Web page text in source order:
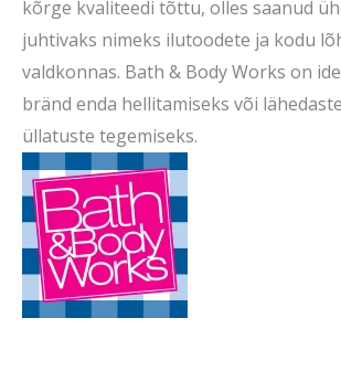
kõrge kvaliteedi tõttu, olles saanud
juhtivaks nimeks ilutoodete ja kodu
valdkonnas. Bath & Body Works on
bränd enda hellitamiseks või
üllatuste tegemiseks.